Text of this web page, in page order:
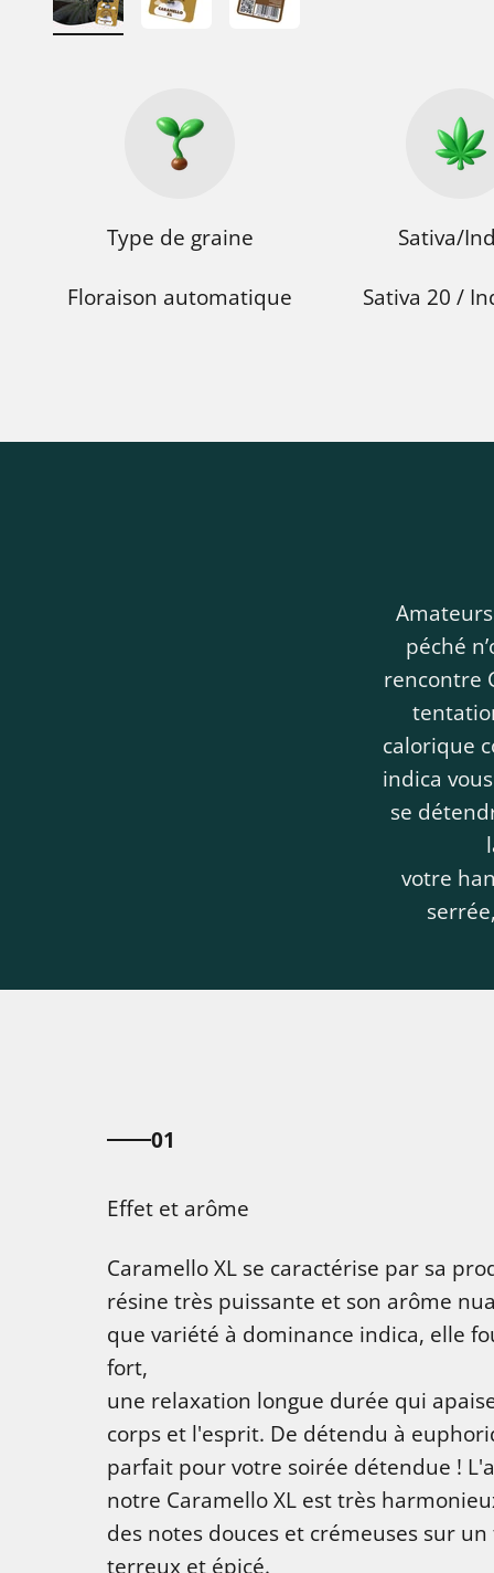
Type de graine
Floraison automatique
Sativa/
Sativa 20 /
péché
rencontre
calorique
indica
se
votre
01
Effet et arôme
Caramello XL se caractérise par sa
résine très puissante et son arôme
que variété à dominance indica, elle
fort,
une relaxation longue durée qui
corps et l'esprit. De détendu à
parfait pour votre soirée détendue !
notre Caramello XL est très
des notes douces et crémeuses sur un
terreux et épicé.